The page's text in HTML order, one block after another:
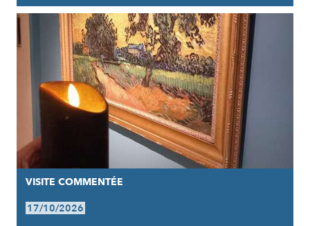
VISITE COMMENTÉE
17/10/2026